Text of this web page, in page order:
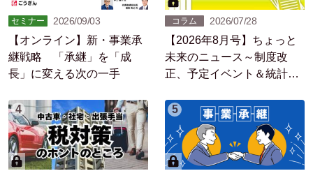
セミナー 2026/09/03
【オンライン】新・事業承
継戦略 「承継」を「成
長」に変える次の一手
コラム 2026/07/28
【2026年8月号】ちょっと
未来のニュース～制度改
正、予定イベント＆統計情
4
5